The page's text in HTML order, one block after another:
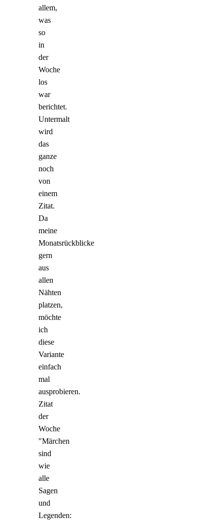
allem,
was
so
in
der
Woche
los
war
berichtet.
Untermalt
wird
das
ganze
noch
von
einem
Zitat.
Da
meine
Monatsrückblicke
gern
aus
allen
Nähten
platzen,
möchte
ich
diese
Variante
einfach
mal
ausprobieren.
Zitat
der
Woche
"Märchen
sind
wie
alle
Sagen
und
Legenden: